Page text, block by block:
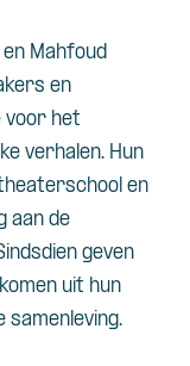
Mahfoud
en
voor het
verhalen. Hun
en
aan de
geven
uit hun
samenleving.